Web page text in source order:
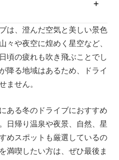
OK！冬のドライブスポット3
のドライブスポット3選
！関東のドライブスポット3
かせないポータブル電源とは
しむための注意点3選
は、澄んだ空気と美しい景色
々や夜空に煌めく星空など、
頃の疲れも吹き飛ぶことでし
降る地域はあるため、ドライ
ません。
ある冬のドライブにおすすめ
日帰り温泉や夜景、自然、星
めスポットも厳選しているの
満喫したい方は、ぜひ最後ま